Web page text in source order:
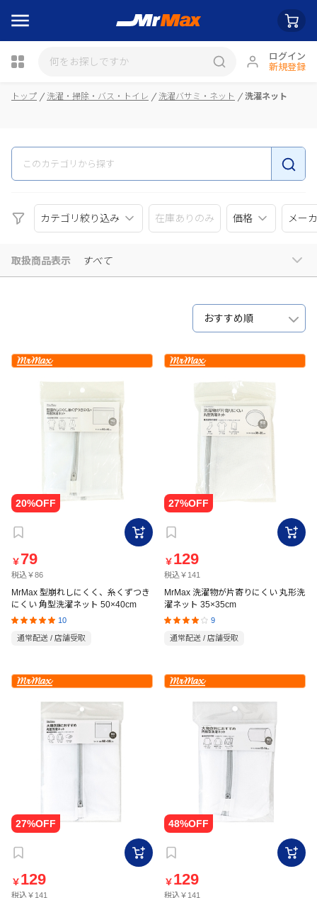
ログイン
新規登録
瓶詰
トップ 洗濯・掃除・バス・トイレ 洗濯バサミ・ネット 洗濯ネット
カテゴリ絞り込み 在庫ありのみ 価格 メー
取扱商品表示 すべて
おすすめ順
￥ 79
税込￥86
MrMax 型崩れしにくく、糸くずつき
にくい 角型洗濯ネット 50×40cm
10
通常配送 / 店舗受取
￥ 129
税込￥141
MrMax 洗濯物が片寄りにくい 丸形洗
濯ネット 35×35cm
9
通常配送 / 店舗受取
￥ 129
税込￥141
￥ 129
税込￥141